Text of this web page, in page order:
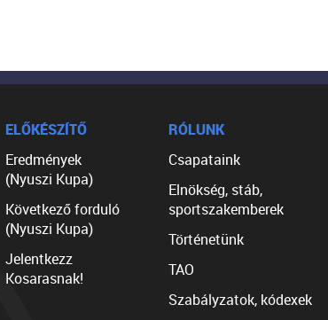
ELŐKÉSZÍTŐ
Eredmények
(Nyuszi Kupa)
Következő forduló
(Nyuszi Kupa)
Jelentkezz
Kosarasnak!
RÓLUNK
Csapataink
Elnökség, stáb,
sportszakemberek
Történetünk
TAO
Szabályzatok, kódexek